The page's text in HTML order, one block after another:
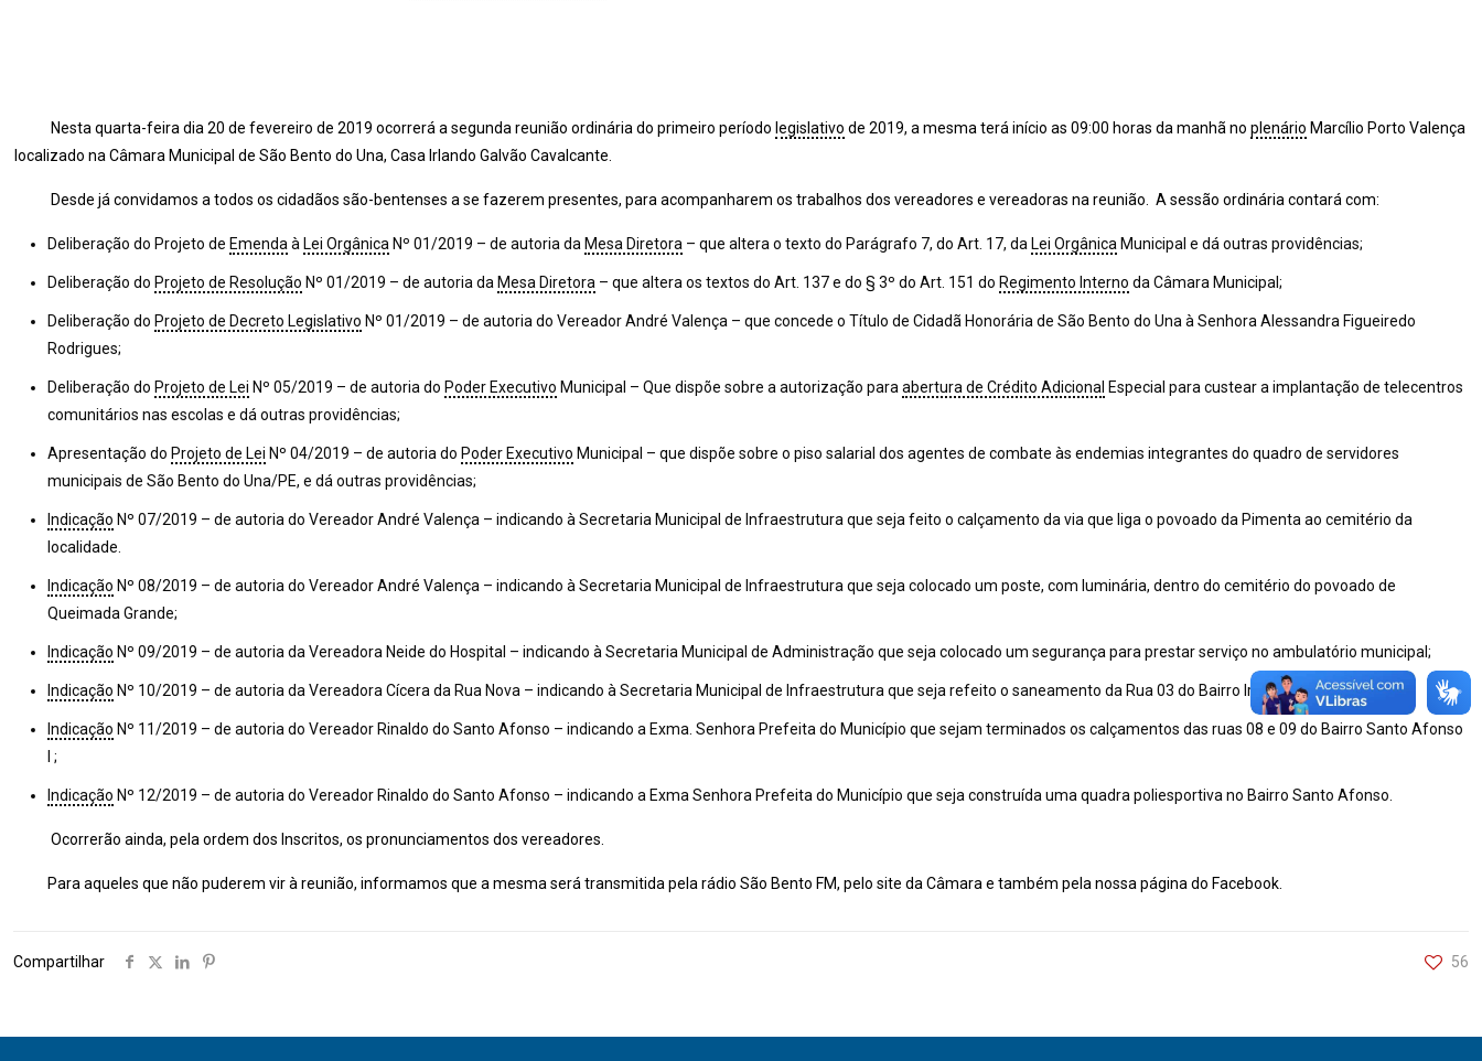
Nesta quarta-feira dia 20 de fevereiro de 2019 ocorrerá a segunda reunião ordinária do primeiro período legislativo de 2019, a mesma terá início as 09:00 horas da manhã noplenário Marcílio Porto Valença
localizado na Câmara Municipal de São Bento do Una, Casa Irlando Galvão Cavalcante.
Desde já convidamos a todos os cidadãos são-bentenses a se fazerem presentes, para acompanharem os trabalhos dos vereadores e vereadoras na reunião. A sessão ordinária contará com:
Deliberação do Projeto de Emenda à Lei Orgânica Nº 01/2019 – de autoria da Mesa Diretora – que altera o texto do Parágrafo 7, do Art. 17, da Lei Orgânica Municipal e dá outras providências;
Deliberação do Projeto de Resolução Nº 01/2019 – de autoria da Mesa Diretora – que altera os textos do Art. 137 e do § 3º do Art. 151 do Regimento Interno da Câmara Municipal;
Deliberação do Projeto de Decreto Legislativo Nº 01/2019 – de autoria do Vereador André Valença – que concede o Título de Cidadã Honorária de São Bento do Una à Senhora Alessandra Figueiredo
Rodrigues;
Deliberação do Projeto de Lei Nº 05/2019 – de autoria do Poder Executivo Municipal – Que dispõe sobre a autorização paraabertura de Crédito Adicional Especial para custear a implantação de telecentros
comunitários nas escolas e dá outras providências;
Apresentação do Projeto de Lei Nº 04/2019 – de autoria do Poder Executivo Municipal – que dispõe sobre o piso salarial dos agentes de combate às endemias integrantes do quadro de servidores
municipais de São Bento do Una/PE, e dá outras providências;
Indicação Nº 07/2019 – de autoria do Vereador André Valença – indicando à Secretaria Municipal de Infraestrutura que seja feito o calçamento da via que liga o povoado da Pimenta ao cemitério da
localidade.
Indicação Nº 08/2019 – de autoria do Vereador André Valença – indicando à Secretaria Municipal de Infraestrutura que seja colocado um poste, com luminária, dentro do cemitério do povoado de
Queimada Grande;
Indicação Nº 09/2019 – de autoria da Vereadora Neide do Hospital – indicando à Secretaria Municipal de Administração que seja colocado um segurança para prestar serviço no ambulatório municipal;
Indicação Nº 10/2019 – de autoria da Vereadora Cícera da Rua Nova – indicando à Secretaria Municipal de Infraestrutura que seja refeito o saneamento da Rua 03 do Bairro Iraque;
Indicação Nº 11/2019 – de autoria do Vereador Rinaldo do Santo Afonso – indicando a Exma. Senhora Prefeita do Município que sejam terminados os calçamentos das ruas 08 e 09 do Bairro Santo Afonso
I ;
Indicação Nº 12/2019 – de autoria do Vereador Rinaldo do Santo Afonso – indicando a Exma Senhora Prefeita do Município que seja construída uma quadra poliesportiva no Bairro Santo Afonso.
Ocorrerão ainda, pela ordem dos Inscritos, os pronunciamentos dos vereadores.
Para aqueles que não puderem vir à reunião, informamos que a mesma será transmitida pela rádio São Bento FM, pelo site da Câmara e também pela nossa página do Facebook.
Compartilhar 56